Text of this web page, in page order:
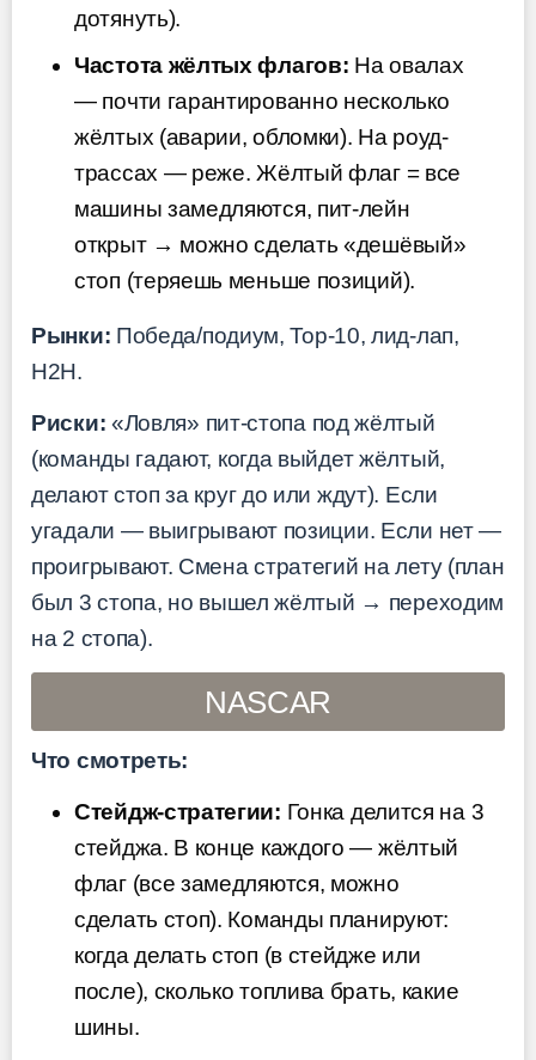
дотянуть).
Частота жёлтых флагов: На овалах
— почти гарантированно несколько
жёлтых (аварии, обломки). На роуд-
трассах — реже. Жёлтый флаг = все
машины замедляются, пит-лейн
открыт → можно сделать «дешёвый»
стоп (теряешь меньше позиций).
Рынки: Победа/подиум, Top-10, лид-лап,
H2H.
Риски: «Ловля» пит-стопа под жёлтый
(команды гадают, когда выйдет жёлтый,
делают стоп за круг до или ждут). Если
угадали — выигрывают позиции. Если нет —
проигрывают. Смена стратегий на лету (план
был 3 стопа, но вышел жёлтый → переходим
на 2 стопа).
NASCAR
Что смотреть:
Стейдж-стратегии: Гонка делится на 3
стейджа. В конце каждого — жёлтый
флаг (все замедляются, можно
сделать стоп). Команды планируют:
когда делать стоп (в стейдже или
после), сколько топлива брать, какие
шины.